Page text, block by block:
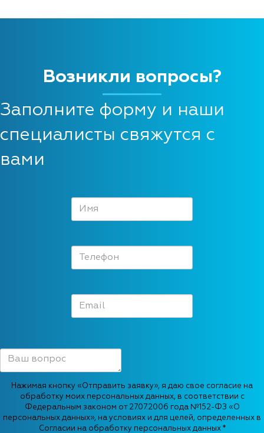
Возникли вопросы?
Заполните форму и наши
специалисты свяжутся с
вами
Нажимая кнопку «Отправить заявку», я даю свое согласие на
обработку моих персональных данных, в соответствии с
Федеральным законом от 27.07.2006 года №152-ФЗ «О
персональных данных», на условиях и для целей, определенных в
Согласии на обработку персональных данных *